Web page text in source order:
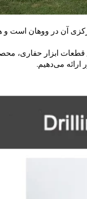
ابزار حفاری،